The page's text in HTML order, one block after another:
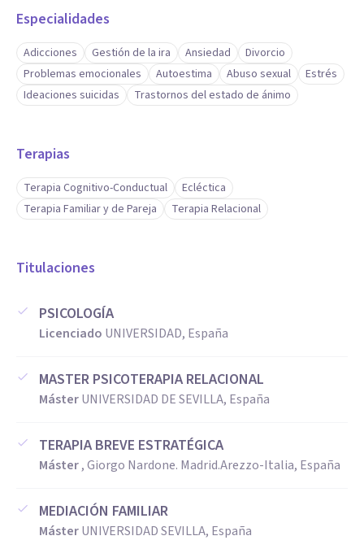
Especialidades
Adicciones Gestión de la ira Ansiedad
Divorcio
Problemas emocionales
Autoestima Abuso sexual
Estrés
Ideaciones suicidas
Trastornos del estado de ánimo
Terapias
Terapia Cognitivo-Conductual
Ecléctica
Terapia Familiar y de Pareja
Terapia Relacional
Titulaciones
PSICOLOGÍA
Licenciado UNIVERSIDAD, España
MASTER PSICOTERAPIA RELACIONAL
MásterUNIVERSIDAD DE SEVILLA, España
TERAPIA BREVE ESTRATÉGICA
Máster, Giorgo Nardone. Madrid.Arezzo-Italia, España
MEDIACIÓN FAMILIAR
MásterUNIVERSIDAD SEVILLA, España